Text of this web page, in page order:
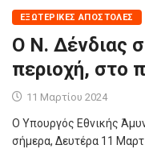
ΕΞΩΤΕΡΙΚΈΣ ΑΠΟΣΤΟΛΈΣ
Ο Ν. Δένδιας
περιοχή, στο
11 Μαρτίου 2024
Ο Υπουργός Εθνικής
σήμερα, Δευτέρα 11